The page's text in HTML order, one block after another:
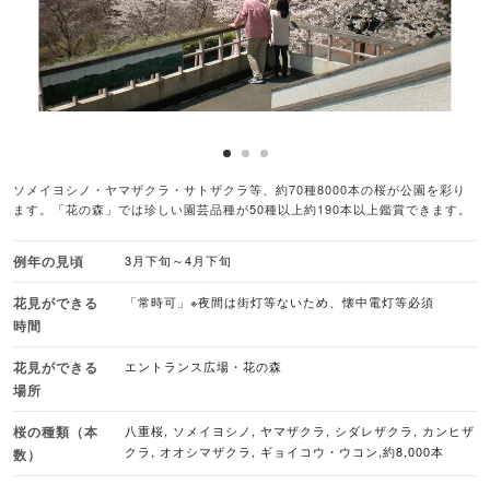
ソメイヨシノ・ヤマザクラ・サトザクラ等、約70種8000本の桜が公園を彩り
ます。「花の森」では珍しい園芸品種が50種以上約190本以上鑑賞できます。
例年の見頃 3月下旬～4月下旬
花見ができる
時間
「常時可」※夜間は街灯等ないため、懐中電灯等必須
花見ができる
場所
エントランス広場・花の森
桜の種類（本
数）
八重桜, ソメイヨシノ, ヤマザクラ, シダレザクラ, カンヒザ
クラ, オオシマザクラ, ギョイコウ・ウコン,約8,000本